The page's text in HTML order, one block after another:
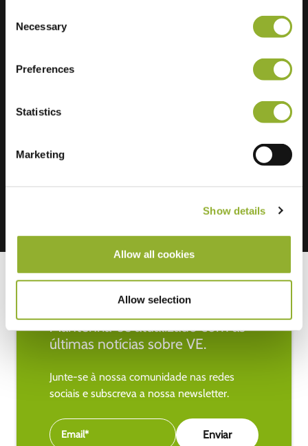
Selection
Necessary
Preferences
Statistics
Marketing
Show details
Allow all cookies
Allow selection
Mantenha-se atualizado com as
últimas notícias sobre VE.
Junte-se à nossa comunidade nas redes
sociais e subscreva a nossa newsletter.